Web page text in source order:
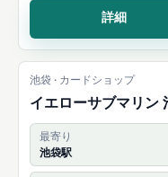
詳細
池袋 · カードショップ
イエローサブマリン
最寄り
池袋駅